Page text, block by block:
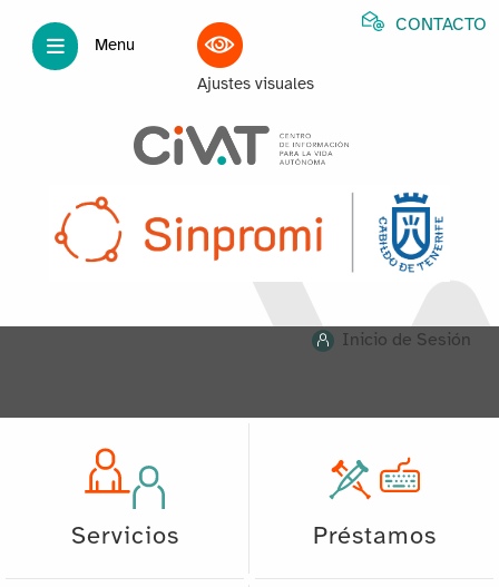
Menu
Ajustes visuales
CONTACTO
Inicio de Sesión
Servicios Préstamos